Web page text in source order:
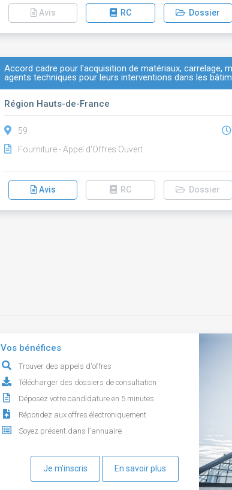
Avis RC Dossier
Accord cadre pour l'acquisition de matériaux, carrelage,
agents techniques pour leurs interventions dans les
Région Hauts-de-France
59
Fourniture - Appel d'Offres Ouvert
Avis RC Dossier
Vos bénéfices
Trouver des appels d'offres
Télécharger des dossiers de consultation
Déposez votre candidature en 5 minutes
Répondez aux offres électroniquement
Soyez présent dans l'annuaire
Je m'inscris En savoir plus